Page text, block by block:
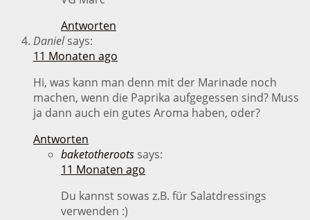
Antworten
Daniel says:
11 Monaten ago
Hi, was kann man denn mit der Marinade noch
machen, wenn die Paprika aufgegessen sind? Muss
ja dann auch ein gutes Aroma haben, oder?
Antworten
baketotheroots says:
11 Monaten ago
Du kannst sowas z.B. für Salatdressings
verwenden :)